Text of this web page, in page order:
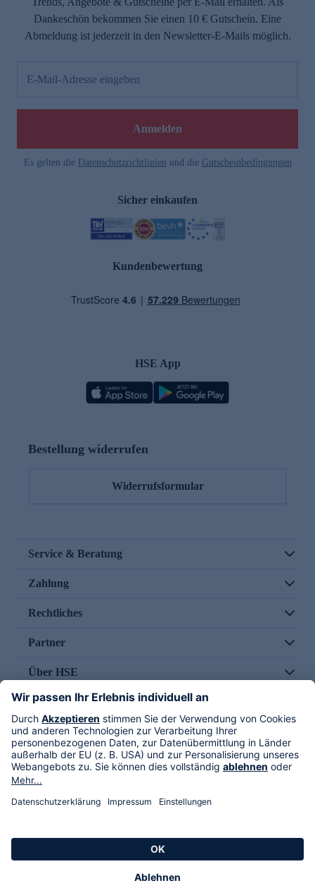
Dankeschön bekommen Sie einen 10 € Gutschein. Eine
Abmeldung ist jederzeit in den Newsletter-E-Mails möglich.
E-Mail-Adresse eingeben
Anmelden
Es gelten die Datenschutzrichtlinien und die Gutscheinbedingungen
Sicher einkaufen
Kundenbewertung
HSE App
Bestellung widerrufen
Widerrufsformular
Service & Beratung
Zahlung
Rechtliches
Partner
Über HSE
Im TV
HSE International